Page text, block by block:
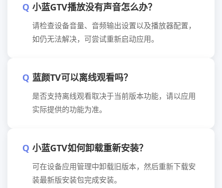
小蓝GTV播放没有声音怎么办？
请检查设备音量、音频输出设置以及播放器配置，
如仍无法解决，可尝试重新启动应用。
蓝颜TV可以离线观看吗？
是否支持离线观看取决于当前版本功能，请以应用
实际提供的功能为准。
小蓝GTV如何卸载重新安装？
可在设备应用管理中卸载旧版本，然后重新下载安
装最新版安装包完成安装。